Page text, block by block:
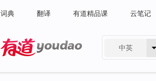
词典 翻译 有道精品课 云笔记
中英